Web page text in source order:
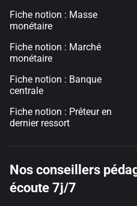
Fiche notion : Masse
monétaire
Fiche notion : Marché
monétaire
Fiche notion : Banque
centrale
Fiche notion : Prêteur en
dernier ressort
Nos conseillers
écoute 7j/7